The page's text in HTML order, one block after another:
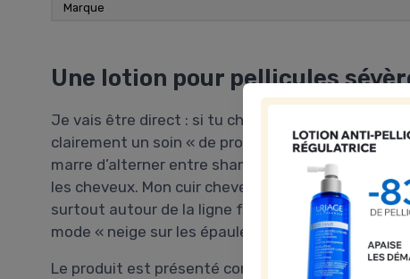
Marque
Une lotion pour pellicules
Je vais être direct : si tu cherches un truc glamour,
clairement un soin « de problème de peau », pas
marre d’alterner entre shampoings
les cheveux. Mon cuir chevelu grattait non-stop,
surtout autour de la ligne frontale et derrière les
mode « neige sur les épaules dès que tu passes
Le produit est présenté comme une lotion sans